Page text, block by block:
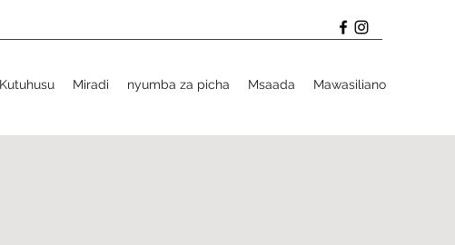
Kutuhusu Miradi nyumba za picha Msaada Mawasiliano